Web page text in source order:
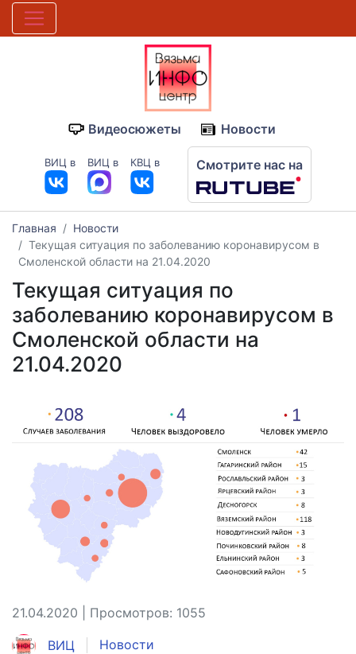
Видеосюжеты Новости
ВИЦ в ВИЦ в КВЦ в Смотрите нас на
Главная
Новости
Текущая ситуация по заболеванию коронавирусом в
Смоленской области на 21.04.2020
Текущая ситуация по
заболеванию коронавирусом в
Смоленской области на
21.04.2020
21.04.2020 | Просмотров: 1055
ВИЦ Новости